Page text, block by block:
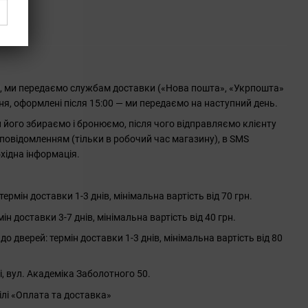
ми передаємо службам доставки («Нова пошта», «Укрпошта»
оформлені після 15:00 — ми передаємо на наступний день.
збираємо і бронюємо, після чого відправляємо клієнту
(тільки в робочий час магазину), в SMS
інформація.
доставки 1-3 днів, мінімальна вартість від 70 грн.
доставки 3-7 днів, мінімальна вартість від 40 грн.
дверей: термін доставки 1-3 днів, мінімальна вартість від 80
вул. Академіка Заболотного 50.
«Оплата та доставка»